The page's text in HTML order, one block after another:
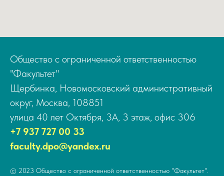
Общество с ограниченной ответственностью
"Факультет"
Щербинка, Новомосковский административный
округ, Москва, 108851
улица 40 лет Октября, 3А, 3 этаж, офис 306
+7 937 727 00 33
faculty.dpo@yandex.ru
© 2023 Общество с ограниченной ответственностью "Факультет".